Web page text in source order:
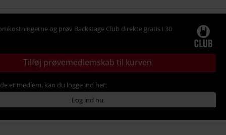
og prøv Backstage Club direkte gratis i 30
Tilføj prøvemedlemskab til kurven
er medlem, kan du logge ind her:
Log ind nu